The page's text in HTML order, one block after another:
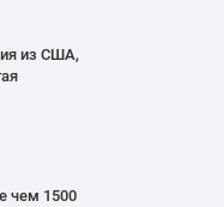
из США,
чем 1500